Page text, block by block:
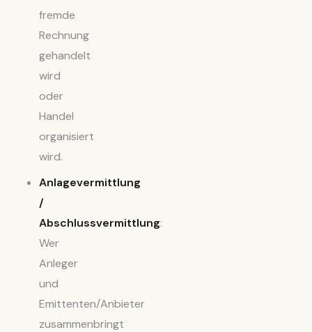
fremde
Rechnung
gehandelt
wird
oder
Handel
organisiert
wird.
Anlagevermittlung
/
Abschlussvermittlung:
Wer
Anleger
und
Emittenten/Anbieter
zusammenbringt